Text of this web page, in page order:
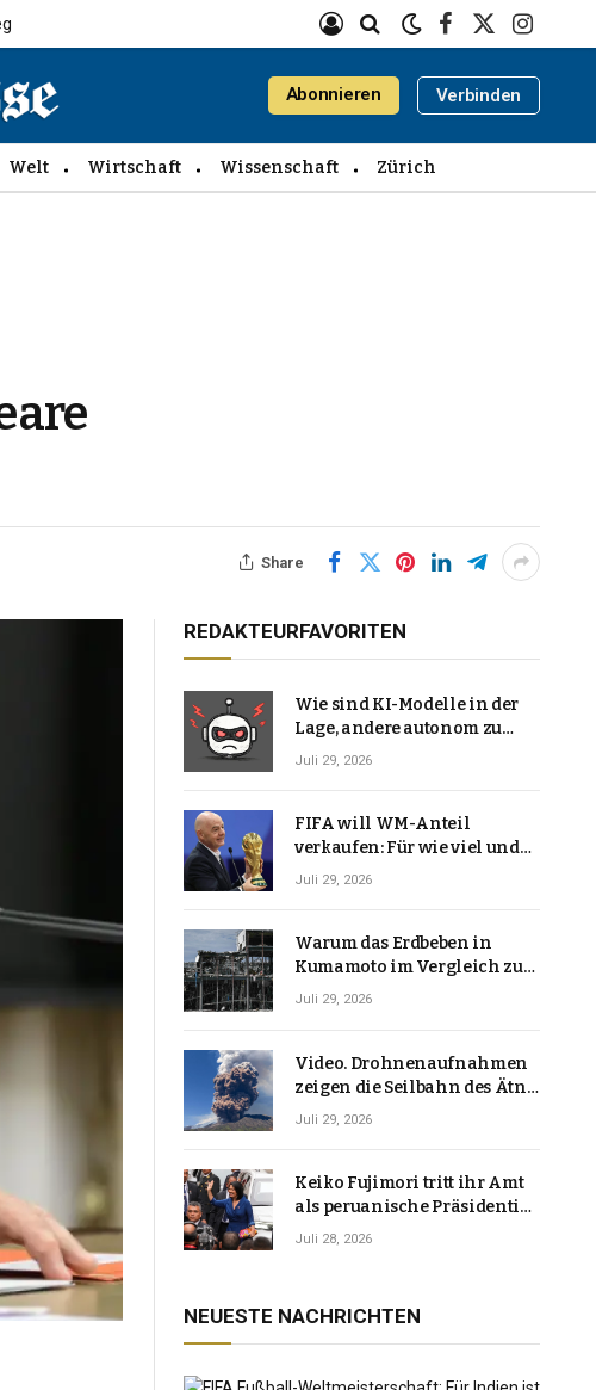
Facebook
X
Abonnieren Verbinden
Welt Wirtschaft Wissenschaft Zürich
Share
REDAKTEURFAVORITEN
Wie sind KI-Modelle in der
Lage, andere autonom zu
hacken? | Technologie-News
Juli 29, 2026
FIFA will WM-Anteil
verkaufen: Für wie viel und
warum macht Gianni
Juli 29, 2026
Warum das Erdbeben in
Kumamoto im Vergleich zu
den meisten Erdbeben, die
Juli 29, 2026
Video. Drohnenaufnahmen
zeigen die Seilbahn des Ätna
über einer Vulkanlandschaft
Juli 29, 2026
Keiko Fujimori tritt ihr Amt
als peruanische Präsidentin
an und verspricht, das
Juli 28, 2026
NEUESTE NACHRICHTEN